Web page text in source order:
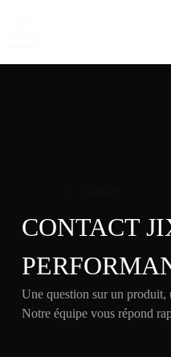
CONTACT
Une question sur un produit,
Notre équipe vous répond